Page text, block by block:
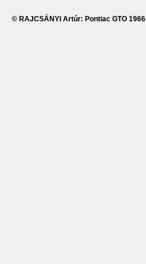
© RAJCSÁNYI Artúr: Pontiac GTO 1966